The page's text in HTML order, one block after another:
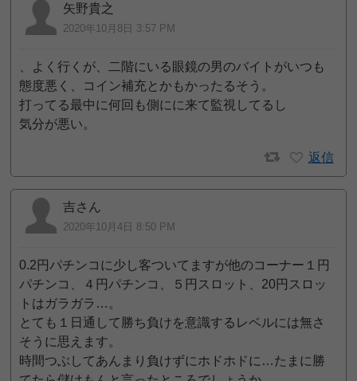
矢野貴之
2020年10月8日 3:57 PM
、よく行くが、二階にいる眼鏡の男のバイトがいつも
態度悪く、コイン補充とかもかったるそう。
打ってる最中に何回も側にに来て監視してるし
気分が悪い。
返信
吉さん
2020年10月4日 8:50 PM
0.2円パチンコに少し客ついてますが他のコーナー１円
パチンコ、４円パチンコ、５円スロット、20円スロッ
トはガラガラ…。
とても１日通して勝ち負けを意識するレベルには無さ
そうに思えます。
時間つぶしてあんまり負けずにホドホドに…たまに勝